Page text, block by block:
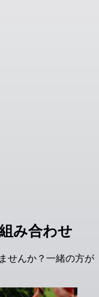
み合わせ
せんか？一緒の方が